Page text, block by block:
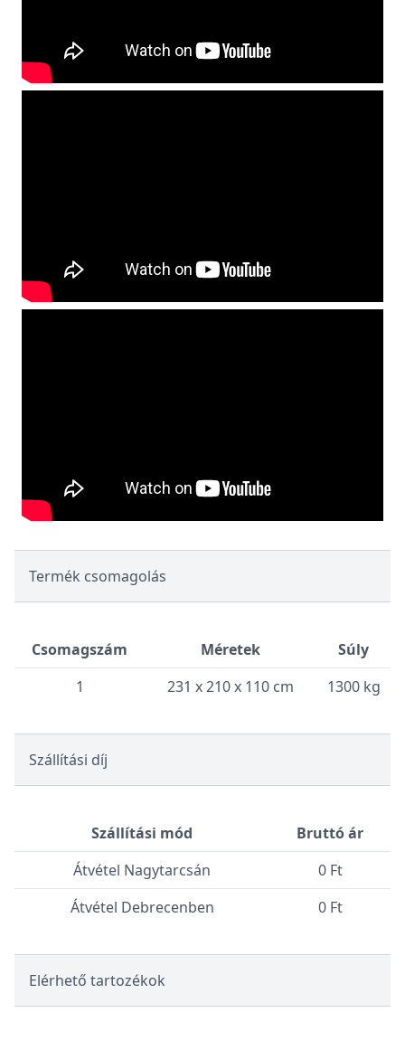
Termék csomagolás
Csomagszám Méretek
Súly
1
231 x 210 x 110 cm 1300 kg
Szállítási díj
Szállítási mód
Bruttó ár
Átvétel Nagytarcsán
0 Ft
Átvétel Debrecenben
0 Ft
Elérhető tartozékok